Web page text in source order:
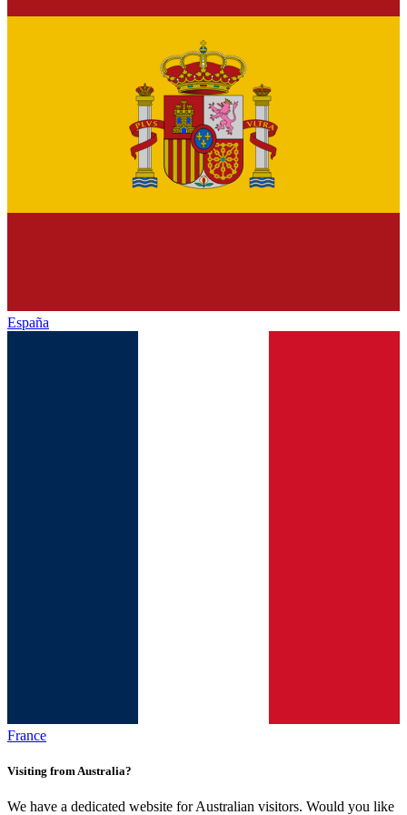
España
France
Visiting from Australia?
We have a dedicated website for Australian visitors. Would you like